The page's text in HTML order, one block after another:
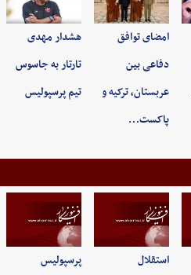
امضای توافق
دفاعی بین
عربستان، ترکیه و
پاکست…
هشدار مهدی
تارتار به جاسوس
تیم پرسپولیس
استقلال پرسپولیس